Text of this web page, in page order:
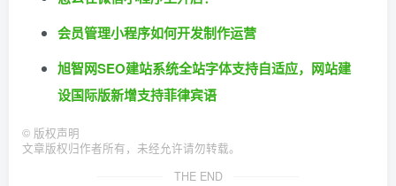
会员管理小程序如何开发制作运营
旭智网SEO建站系统全站字体支持自适应，网站建
设国际版新增支持菲律宾语
© 版权声明
文章版权归作者所有，未经允许请勿转载。
THE END